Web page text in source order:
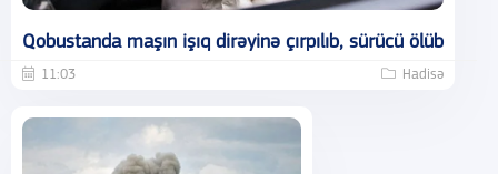
Qobustanda maşın işıq dirəyinə çırpılıb, sürücü ölüb
11:03 Hadisə